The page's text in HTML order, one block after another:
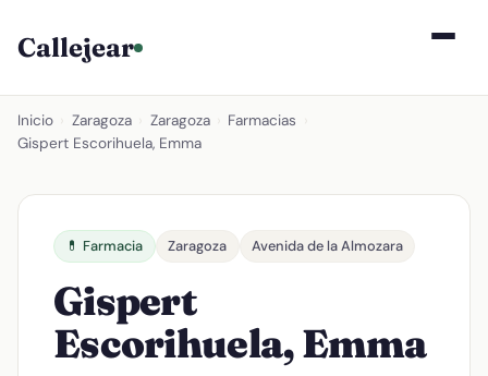
Callejear
Inicio Zaragoza Zaragoza Farmacias
Gispert Escorihuela, Emma
💊 Farmacia Zaragoza Avenida de la Almozara
Gispert
Escorihuela, Emma